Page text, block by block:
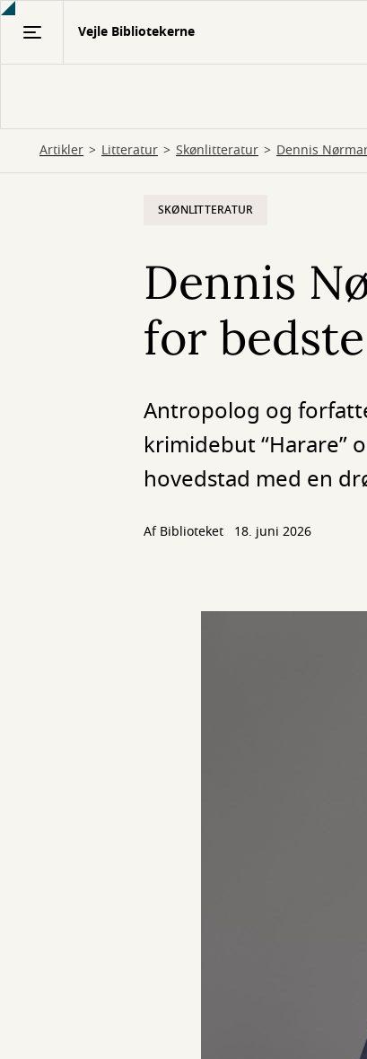
Gå
Vejle Bibliotekerne
Artikler Litteratur Skønlitteratur Dennis
SKØNLITTERATUR
Dennis
for
Antropolog og
krimidebut “Harare”
hovedstad med en
Af Biblioteket 18. juni 2026